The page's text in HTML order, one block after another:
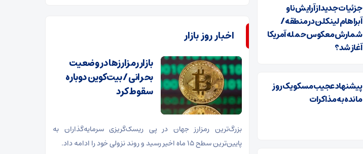
جزئیات جدید از آرایش ناو
آبراهام لینکلن در منطقه/
شمارش معکوس حمله آمریکا
آغاز شد؟
پیشنهاد عجیب مسکو یک روز
مانده به مذاکرات
اخبار روز بازار
بازار رمزارزها در وضعیت
بحرانی / بیت‌کوین دوباره
سقوط کرد
بزرگ‌ترین رمزارز جهان در پی ریسک‌گریزی سرمایه‌گذاران به
پایین‌ترین سطح ۱۵ ماه اخیر رسید و روند نزولی خود را ادامه داد.